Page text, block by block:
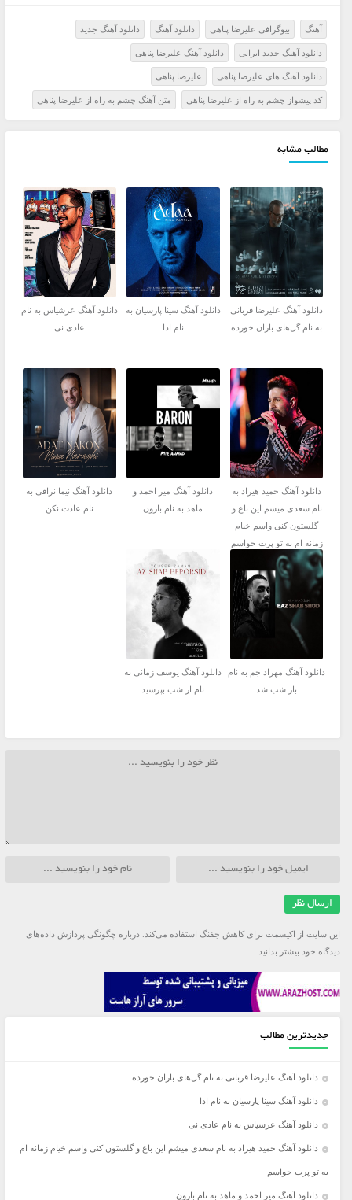
آهنگ بیوگرافی علیرضا پناهی دانلود آهنگ دانلود آهنگ جدید
دانلود آهنگ جدید ایرانی دانلود آهنگ علیرضا پناهی
دانلود آهنگ های علیرضا پناهی علیرضا پناهی
کد پیشواز چشم به راه از علیرضا پناهی متن آهنگ چشم به راه از علیرضا پناهی
مطالب مشابه
دانلود آهنگ علیرضا قربانی
به نام گل‌های باران خورده
دانلود آهنگ سینا پارسیان به
نام ادا
دانلود آهنگ عرشیاس به نام
عادی نی
دانلود آهنگ حمید هیراد به
نام سعدی میشم این باغ و
گلستون کنی واسم خیام
زمانه ام به تو پرت حواسم
دانلود آهنگ میر احمد و
ماهد به نام بارون
دانلود آهنگ نیما نراقی به
نام عادت نکن
دانلود آهنگ مهراد جم به نام
باز شب شد
دانلود آهنگ یوسف زمانی به
نام از شب بپرسید
این سایت از اکیسمت برای کاهش جفنگ استفاده می‌کند. درباره چگونگی پردازش داده‌های
دیدگاه خود بیشتر بدانید.
جدیدترین مطالب
دانلود آهنگ علیرضا قربانی به نام گل‌های باران خورده
دانلود آهنگ سینا پارسیان به نام ادا
دانلود آهنگ عرشیاس به نام عادی نی
دانلود آهنگ حمید هیراد به نام سعدی میشم این باغ و گلستون کنی واسم خیام زمانه ام
به تو پرت حواسم
دانلود آهنگ میر احمد و ماهد به نام بارون